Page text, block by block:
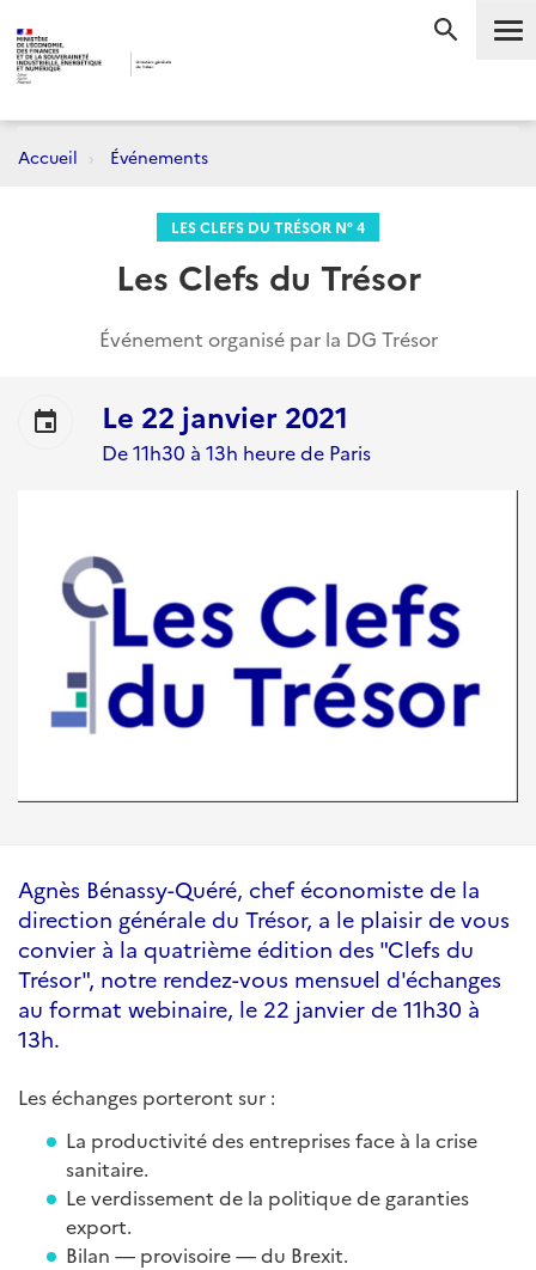
Accueil Événements
LES CLEFS DU TRÉSOR N° 4
Les Clefs du Trésor
Événement organisé par la DG Trésor
event Le 22 janvier 2021
De 11h30 à 13h heure de Paris
Agnès Bénassy-Quéré, chef économiste de la
direction générale du Trésor, a le plaisir de vous
convier à la quatrième édition des "Clefs du
Trésor", notre rendez-vous mensuel d'échanges
au format webinaire, le 22 janvier de 11h30 à
13h.
Les échanges porteront sur :
La productivité des entreprises face à la crise
sanitaire.
Le verdissement de la politique de garanties
export.
Bilan — provisoire — du Brexit.